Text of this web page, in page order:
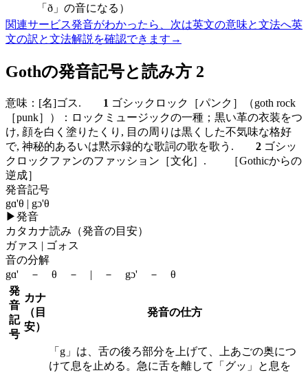
「ð」の音になる）
関連サービス発音がわかったら、次は英文の意味と文法へ英
文の訳と文法解説を確認できます →
Gothの発音記号と読み方 2
意味： [名]ゴス. 1 ゴシックロック［パンク］（goth rock
［punk］）：ロックミュージックの一種；黒い革の衣装をつ
け, 顔を白く塗りたくり, 目の周りは黒くした不気味な格好
で, 神秘的あるいは黙示録的な歌詞の歌を歌う. 2 ゴシッ
クロックファンのファッション［文化］. ［Gothicからの
逆成］
発音記号
gɑ'θ | gɔ'θ
▶発音
カタカナ読み（発音の目安）
ガァス | ゴォス
音の分解
gɑ' － θ － | － gɔ' － θ
発
音
記
号
カナ
（目
安）
発音の仕方
「g」は、舌の後ろ部分を上げて、上あごの奥につ
けて息を止める。急に舌を離して「グッ」と息を